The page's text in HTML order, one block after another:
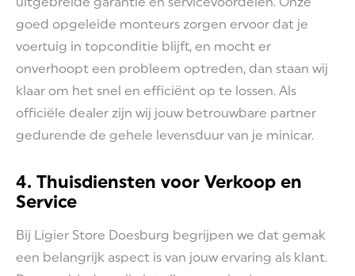
goed opgeleide monteurs zorgen ervoor dat je
voertuig in topconditie blijft, en mocht er
onverhoopt een probleem optreden, dan staan wij
klaar om het snel en efficiënt op te lossen. Als
officiële dealer zijn wij jouw betrouwbare partner
gedurende de gehele levensduur van je minicar.
4. Thuisdiensten voor Verkoop en
Service
Bij Ligier Store Doesburg begrijpen we dat gemak
een belangrijk aspect is van jouw ervaring als klant.